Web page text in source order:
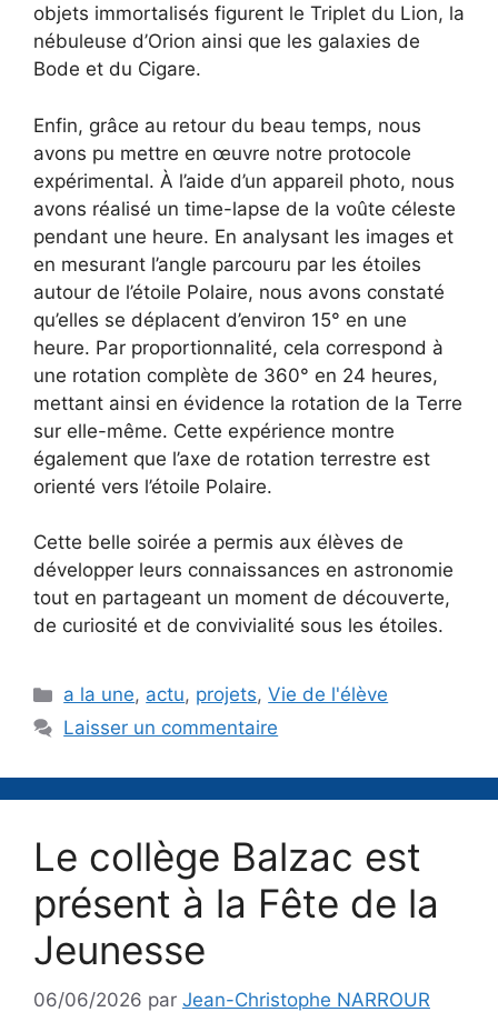
objets immortalisés figurent le Triplet du Lion, la
nébuleuse d’Orion ainsi que les galaxies de
Bode et du Cigare.
Enfin, grâce au retour du beau temps, nous
avons pu mettre en œuvre notre protocole
expérimental. À l’aide d’un appareil photo, nous
avons réalisé un time-lapse de la voûte céleste
pendant une heure. En analysant les images et
en mesurant l’angle parcouru par les étoiles
autour de l’étoile Polaire, nous avons constaté
qu’elles se déplacent d’environ 15° en une
heure. Par proportionnalité, cela correspond à
une rotation complète de 360° en 24 heures,
mettant ainsi en évidence la rotation de la Terre
sur elle-même. Cette expérience montre
également que l’axe de rotation terrestre est
orienté vers l’étoile Polaire.
Cette belle soirée a permis aux élèves de
développer leurs connaissances en astronomie
tout en partageant un moment de découverte,
de curiosité et de convivialité sous les étoiles.
Catégories
a la une, actu, projets,Vie de l'élève
Laisser un commentaire
Le collège Balzac est
présent à la Fête de la
Jeunesse
06/06/2026 par Jean-Christophe NARROUR